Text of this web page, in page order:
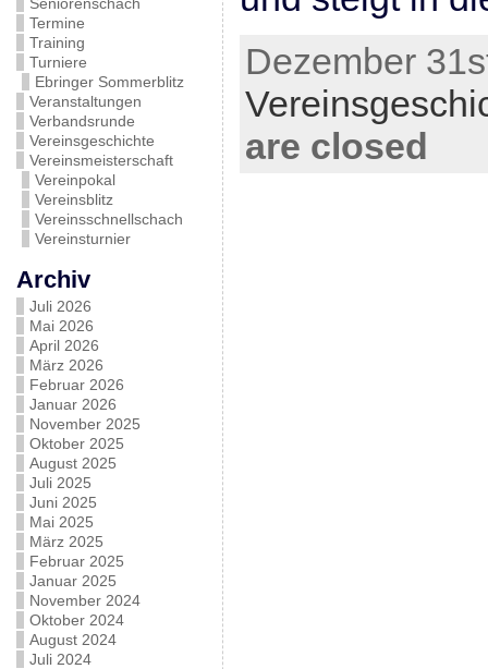
Termine
Training
Turniere
Ebringer Sommerblitz
Veranstaltungen
Verbandsrunde
Vereinsgeschichte
Vereinsmeisterschaft
Vereinpokal
Vereinsblitz
Vereinsschnellschach
Vereinsturnier
Archiv
Juli 2026
Mai 2026
April 2026
März 2026
Februar 2026
Januar 2026
November 2025
Oktober 2025
August 2025
Juli 2025
Juni 2025
Mai 2025
März 2025
Februar 2025
Januar 2025
November 2024
Oktober 2024
August 2024
Juli 2024
Dezember
are closed